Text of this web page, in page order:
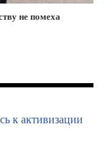
не помеха
к активизации